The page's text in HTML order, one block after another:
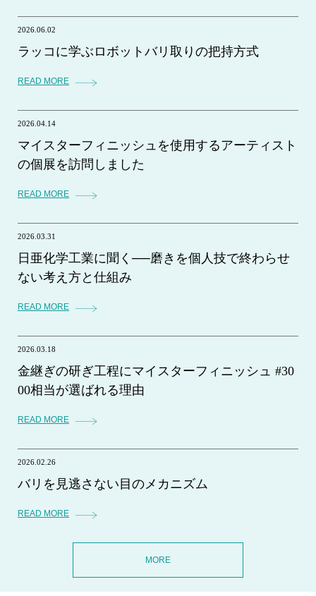
2026.06.02
ラッコに学ぶロボットバリ取りの把持方式
READ MORE
2026.04.14
マイスターフィニッシュを使用するアーティスト
の個展を訪問しました
READ MORE
2026.03.31
日亜化学工業に聞く──磨きを個人技で終わらせ
ない考え方と仕組み
READ MORE
2026.03.18
金継ぎの研ぎ工程にマイスターフィニッシュ #30
00相当が選ばれる理由
READ MORE
2026.02.26
バリを見逃さない目のメカニズム
READ MORE
MORE